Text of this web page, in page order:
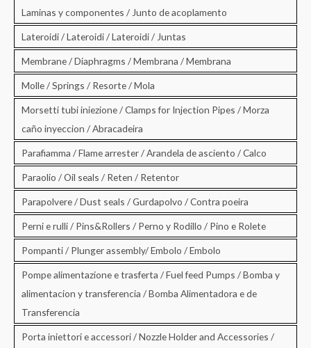
Laminas y componentes / Junto de acoplamento
Lateroidi / Lateroidi / Lateroidi / Juntas
Membrane / Diaphragms / Membrana / Membrana
Molle / Springs / Resorte / Mola
Morsetti tubi iniezione / Clamps for Injection Pipes / Morza
caño inyeccion / Abracadeira
Parafiamma / Flame arrester / Arandela de asciento / Calco
Paraolio / Oil seals / Reten / Retentor
Parapolvere / Dust seals / Gurdapolvo / Contra poeira
Perni e rulli / Pins&Rollers / Perno y Rodillo / Pino e Rolete
Pompanti / Plunger assembly/ Embolo / Embolo
Pompe alimentazione e trasferta / Fuel feed Pumps / Bomba y
alimentacion y transferencia / Bomba Alimentadora e de
Transferencia
Porta iniettori e accessori / Nozzle Holder and Accessories /